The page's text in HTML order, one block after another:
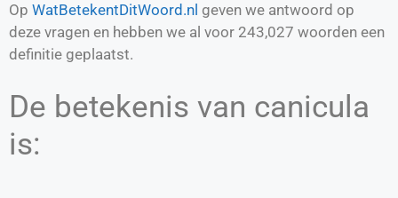
Op WatBetekentDitWoord.nl geven we antwoord op
deze vragen en hebben we al voor 243,027 woorden een
definitie geplaatst.
De betekenis van canicula
is: